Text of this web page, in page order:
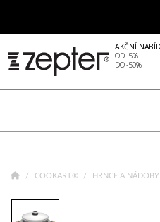
AKČNÍ
OD -5%
DO -50%
COOKART® HRNCE A